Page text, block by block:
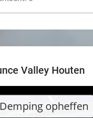
Valley Houten
Demping opheffen